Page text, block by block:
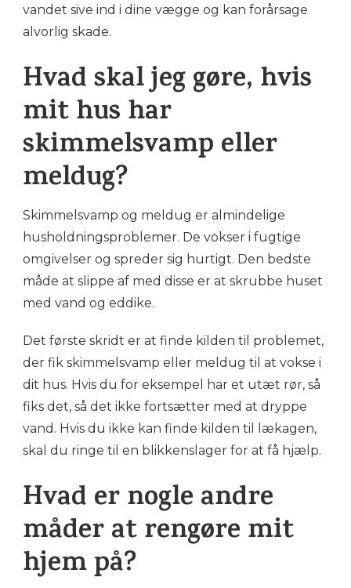
vandet sive ind i dine vægge og kan forårsage
alvorlig skade.
Hvad skal jeg gøre, hvis
mit hus har
skimmelsvamp eller
meldug?
Skimmelsvamp og meldug er almindelige
husholdningsproblemer. De vokser i fugtige
omgivelser og spreder sig hurtigt. Den bedste
måde at slippe af med disse er at skrubbe huset
med vand og eddike.
Det første skridt er at finde kilden til problemet,
der fik skimmelsvamp eller meldug til at vokse i
dit hus. Hvis du for eksempel har et utæt rør, så
fiks det, så det ikke fortsætter med at dryppe
vand. Hvis du ikke kan finde kilden til lækagen,
skal du ringe til en blikkenslager for at få hjælp.
Hvad er nogle andre
måder at rengøre mit
hjem på?